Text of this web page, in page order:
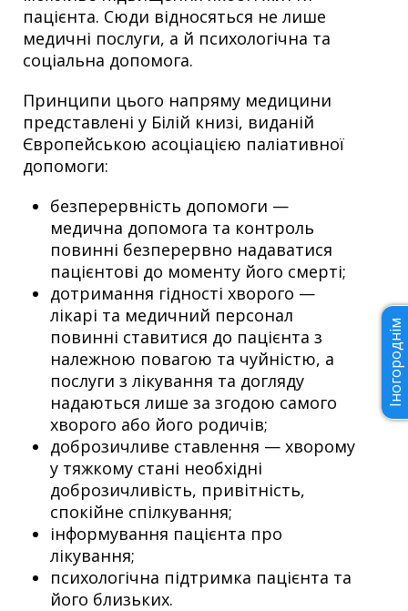
пацієнта. Сюди відносяться не лише
медичні послуги, а й психологічна та
соціальна допомога.
Принципи цього напряму медицини
представлені у Білій книзі, виданій
Європейською асоціацією паліативної
допомоги:
безперервність допомоги —
медична допомога та контроль
повинні безперервно надаватися
пацієнтові до моменту його смерті;
дотримання гідності хворого —
лікарі та медичний персонал
повинні ставитися до пацієнта з
належною повагою та чуйністю, а
послуги з лікування та догляду
надаються лише за згодою самого
хворого або його родичів;
доброзичливе ставлення — хворому
у тяжкому стані необхідні
доброзичливість, привітність,
спокійне спілкування;
інформування пацієнта про
лікування;
психологічна підтримка пацієнта та
його близьких.
Іногороднім